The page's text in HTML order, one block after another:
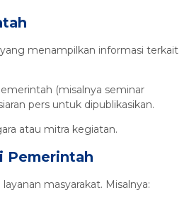
menampilkan informasi terkait
(misalnya seminar
pers untuk dipublikasikan.
atau mitra kegiatan.
Pemerintah
masyarakat. Misalnya: